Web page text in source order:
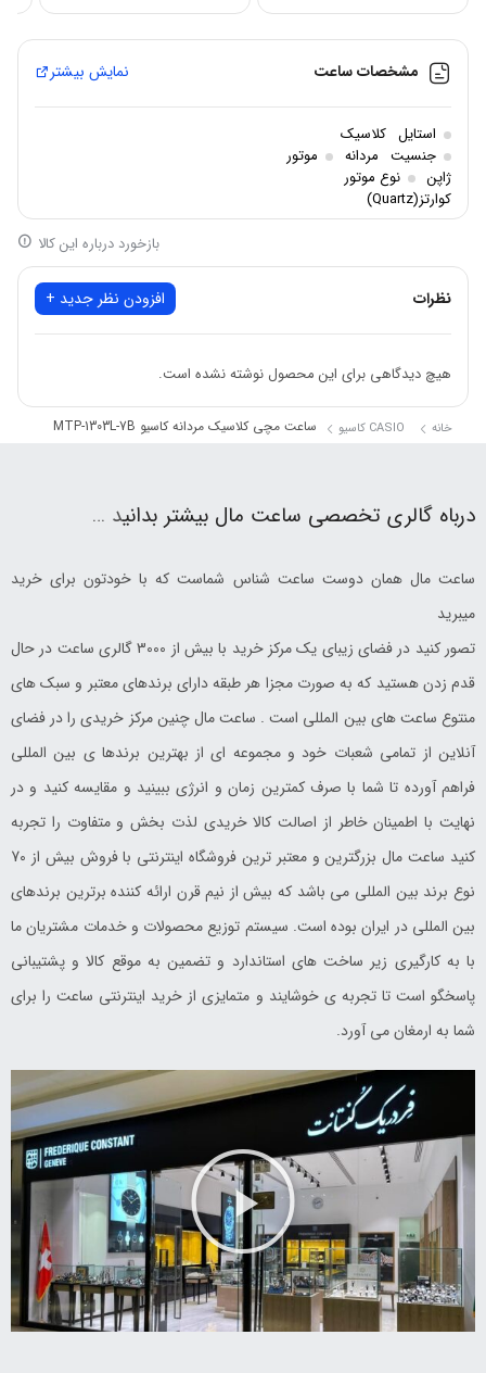
مشخصات ساعت نمایش بیشتر
استایل کلاسیک
جنسیت مردانه
موتور
ژاپن
نوع موتور
کوارتز(Quartz)
بازخورد درباره این کالا
نظرات افزودن نظر جدید +
هیچ دیدگاهی برای این محصول نوشته نشده است.
خانه CASIO کاسیو ساعت مچی کلاسیک مردانه کاسیو MTP-1303L-7B
درباه گالری تخصصی ساعت مال بیشتر بدانید …
ساعت مال همان دوست ساعت شناس شماست که با خودتون برای خرید
میبرید
تصور کنید در فضای زیبای یک مرکز خرید با بیش از 3000 گالری ساعت در حال
قدم زدن هستید که به صورت مجزا هر طبقه دارای برندهای معتبر و سبک های
منتوع ساعت های بین المللی است . ساعت مال چنین مرکز خریدی را در فضای
آنلاین از تمامی شعبات خود و مجموعه ای از بهترین برندها ی بین المللی
فراهم آورده تا شما با صرف کمترین زمان و انرژی ببینید و مقایسه کنید و در
نهایت با اطمینان خاطر از اصالت کالا خریدی لذت بخش و متفاوت را تجربه
کنید ساعت مال بزرگترین و معتبر ترین فروشگاه اینترنتی با فروش بیش از 70
نوع برند بین المللی می باشد که بیش از نیم قرن ارائه کننده برترین برندهای
بین المللی در ایران بوده است. سیستم توزیع محصولات و خدمات مشتریان ما
با به کارگیری زیر ساخت های استاندارد و تضمین به موقع کالا و پشتیبانی
پاسخگو است تا تجربه ی خوشایند و متمایزی از خرید اینترنتی ساعت را برای
شما به ارمغان می آورد.